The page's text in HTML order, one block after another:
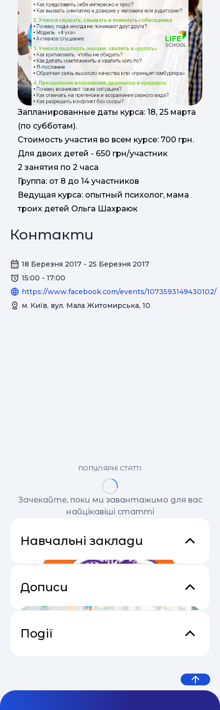
Запланированные даты курса: 18, 25 марта
(по субботам).
Стоимость участия во всем курсе: 700 грн.
Для двоих детей - 650 грн/участник
2 занятия по 2 часа
Группа: от 8 до 14 участников
Ведущая курса: опытный психолог, мама
троих детей Ольга Шахраюк
Контакти
18 Березня 2017 - 25 Березня 2017
15:00 - 17:00
https://www.facebook.com/events/1073593149430102/
м. Київ, вул. Мала Житомирська, 10
ПОПУЛЯРНІ СТАТТІ
Зачекайте, поки ми завантажимо для вас
найцікавіші статті
Навчальні заклади
Дописи
Події